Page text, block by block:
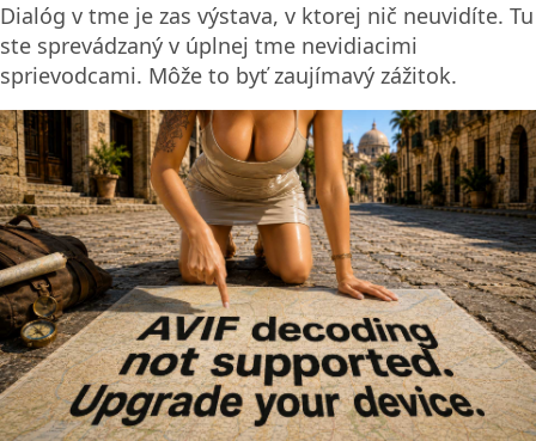
Dialóg v tme je zas výstava, v ktorej nič neuvidíte. Tu
ste sprevádzaný v úplnej tme nevidiacimi
sprievodcami. Môže to byť zaujímavý zážitok.